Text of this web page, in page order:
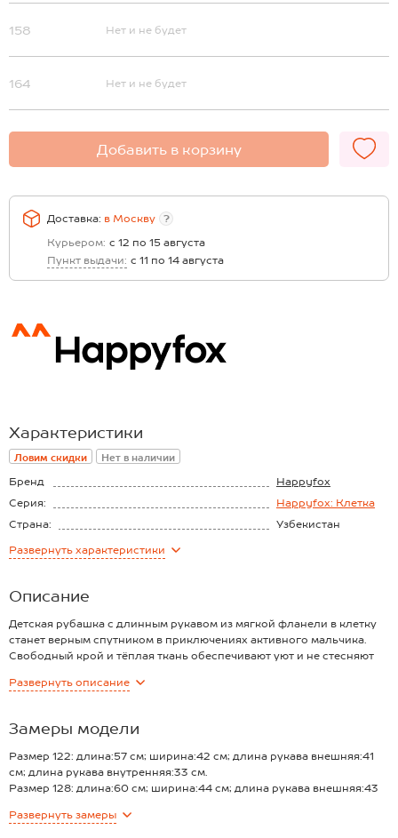
158 Нет и не будет
164 Нет и не будет
Добавить в корзину
Доставка: в Москву
?
Курьером: с 12 по 15 августа
Пункт выдачи: с 11 по 14 августа
Характеристики
Ловим скидки Нет в наличии
Бренд
Happyfox
Серия:
Happyfox: Клетка
Страна:
Узбекистан
Состав:
Развернуть характеристики
Описание
Детская рубашка с длинным рукавом из мягкой фланели в клетку
станет верным спутником в приключениях активного мальчика.
Свободный крой и тёплая ткань обеспечивают уют и не стесняют
клапанами добавляют образу стильный и брутальный шарм.
фланели;
— практичность и долговечность, сохраняющая форму и цвет
после стирок;
— утепленная фланелевая рубашка шотландка быстро сохнет;
движений.
Развернуть описание
Замеры модели
Размер 122: длина:57 см; ширина:42 см; длина рукава внешняя:41
см; длина рукава внутренняя:33 см.
Размер 128: длина:60 см; ширина:44 см; длина рукава внешняя:43
Размер 134: длина:61 см; ширина:45 см; длина рукава внешняя:46
Развернуть замеры